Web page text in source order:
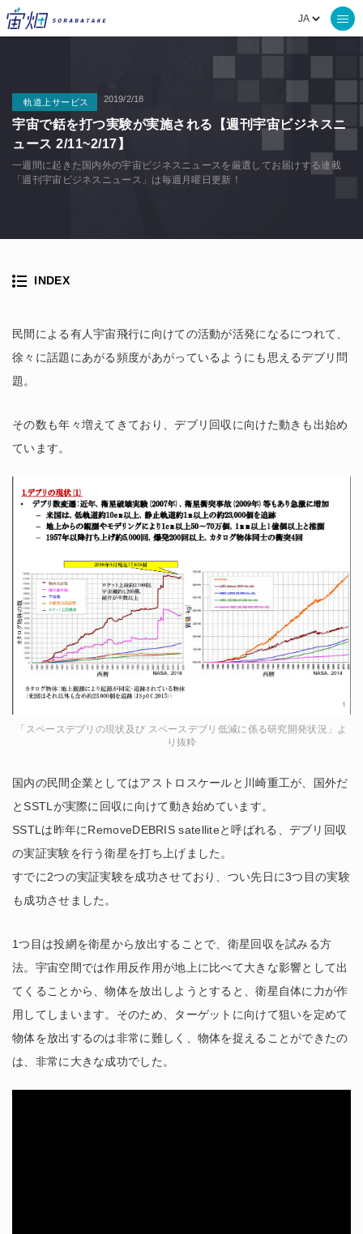
軌道上サービス 2019/2/18
宇宙で銛を打つ実験が実施される【週刊宇宙ビジネスニ
ュース 2/11~2/17】
一週間に起きた国内外の宇宙ビジネスニュースを厳選してお届けする連載
「週刊宇宙ビジネスニュース」は毎週月曜日更新！
民間による有人宇宙飛行に向けての活動が活発になるにつれて、
徐々に話題にあがる頻度があがっているようにも思えるデブリ問
題。
その数も年々増えてきており、デブリ回収に向けた動きも出始め
ています。
「スペースデブリの現状及び スペースデブリ低減に係る研究開発状況」よ
り抜粋
国内の民間企業としてはアストロスケールと川崎重工が、国外だ
とSSTLが実際に回収に向けて動き始めています。
SSTLは昨年にRemoveDEBRIS satelliteと呼ばれる、デブリ回収
の実証実験を行う衛星を打ち上げました。
すでに2つの実証実験を成功させており、つい先日に3つ目の実験
も成功させました。
1つ目は投網を衛星から放出することで、衛星回収を試みる方
法。宇宙空間では作用反作用が地上に比べて大きな影響として出
てくることから、物体を放出しようとすると、衛星自体に力が作
用してしまいます。そのため、ターゲットに向けて狙いを定めて
物体を放出するのは非常に難しく、物体を捉えることができたの
は、非常に大きな成功でした。
INDEX